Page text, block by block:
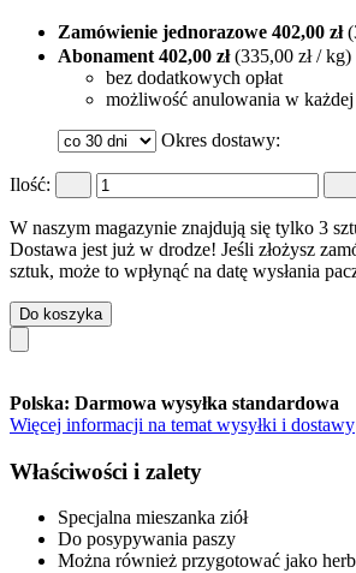
Zamówienie jednorazowe 402,00 zł
Abonament 402,00 zł (335,00 zł / kg)
bez dodatkowych opłat
możliwość anulowania w
Okres dostawy:
Ilość:
W naszym magazynie znajdują się tylko 3
Dostawa jest już w drodze! Jeśli złożysz
sztuk, może to wpłynąć na datę wysłania
Do koszyka
Polska: Darmowa wysyłka standardowa
Więcej informacji na temat wysyłki i dostawy
Właściwości i zalety
Specjalna mieszanka ziół
Do posypywania paszy
Można również przygotować jako